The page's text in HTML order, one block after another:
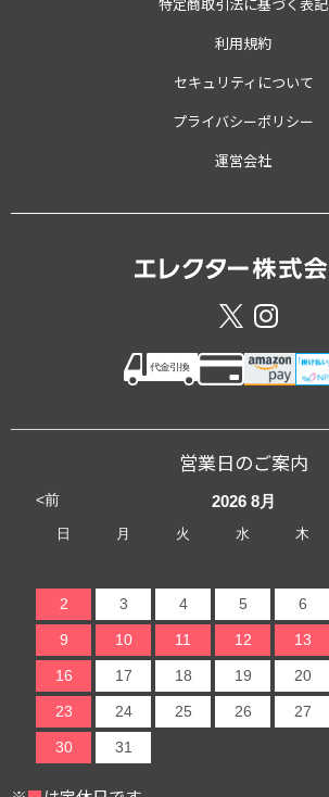
利用規約
セキュリティについて
プライバシーポリシー
運営会社
営業日のご案内
<前 2026 8月
日 月 火 水 木
2 3 4 5 6
9 10 11 12 13
16 17 18 19 20
23 24 25 26 27
30 31